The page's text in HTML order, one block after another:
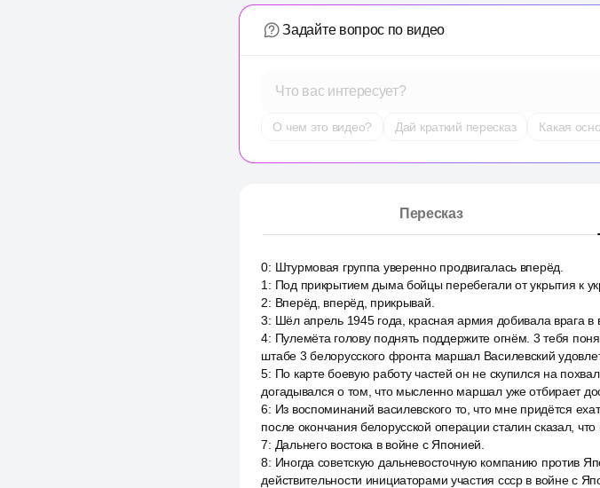
Задайте вопрос по видео
Что вас интересует?
О чем это видео? Дай краткий пересказ Какая
Пересказ
0: Штурмовая группа уверенно продвигалась вперёд.
1 : Под прикрытием дыма бойцы перебегали от укрытия к
2: Вперёд, вперёд, прикрывай.
3: Шёл апрель 1945 года, красная армия добивала врага в
4: Пулемёта голову поднять поддержите огнём. 3 тебя
штабе 3 белорусского фронта маршал Василевский
5: По карте боевую работу частей он не скупился на
догадывался о том, что мысленно маршал уже отбирает
6: Из воспоминаний василевского то, что мне придётся
после окончания белорусской операции сталин сказал,
7: Дальнего востока в войне с Японией.
8: Иногда советскую дальневосточную компанию против
действительности инициаторами участия ссср в войне с